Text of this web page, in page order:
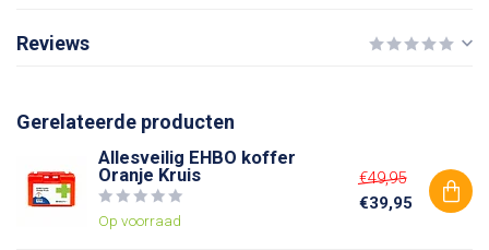
Reviews
Gerelateerde producten
Allesveilig EHBO koffer
Oranje Kruis
Op voorraad
€49,95
€39,95